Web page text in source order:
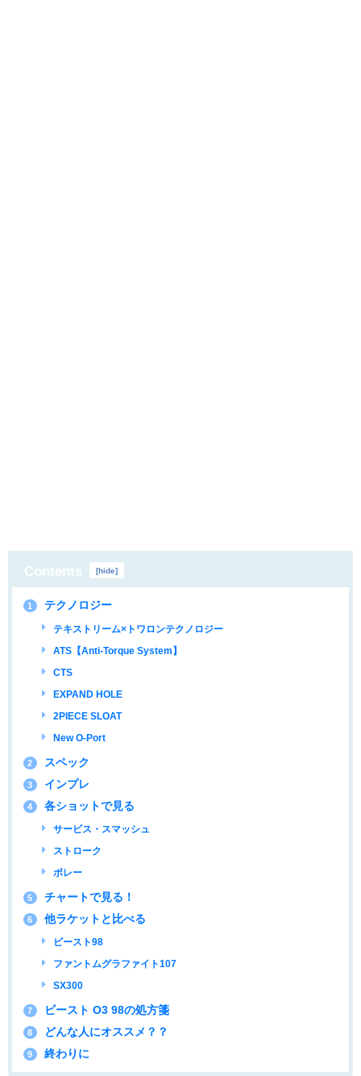
Contents [hide]
1 テクノロジー
テキストリーム×トワロンテクノロジー
ATS【Anti-Torque System】
CTS
EXPAND HOLE
2PIECE SLOAT
New O-Port
2 スペック
3 インプレ
4 各ショットで見る
サービス・スマッシュ
ストローク
ボレー
5 チャートで見る！
6 他ラケットと比べる
ビースト98
ファントムグラファイト107
SX300
7 ビースト O3 98の処方箋
8 どんな人にオススメ？？
9 終わりに